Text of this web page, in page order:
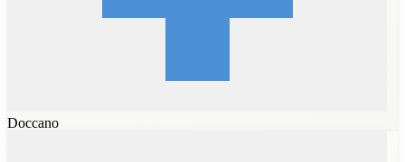
Doccano